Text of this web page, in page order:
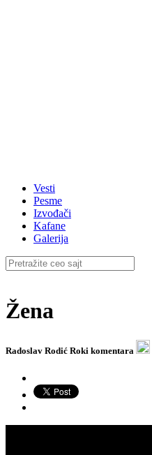
Vesti
Pesme
Izvođači
Kafane
Galerija
Žena
Radoslav Rodić Roki komentara